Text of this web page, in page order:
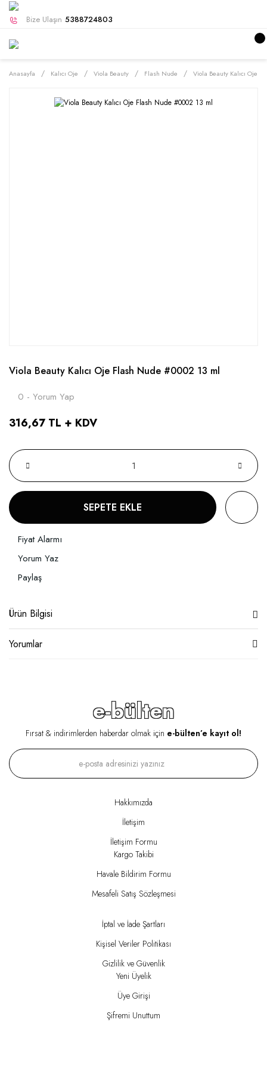
Bize Ulaşın 5388724803
Anasayfa Kalıcı Oje Viola Beauty Flash Nude Viola Beauty Kalıcı Oje
Viola Beauty Kalıcı Oje Flash Nude #0002 13 ml
0 - Yorum Yap
316,67 TL + KDV
SEPETE EKLE
Fiyat Alarmı
Yorum Yaz
Paylaş
Ürün Bilgisi
Yorumlar
e-bülten
Fırsat & indirimlerden haberdar olmak için e-bülten’e kayıt ol!
Hakkımızda
İletişim
İletişim Formu
Kargo Takibi
Havale Bildirim Formu
Mesafeli Satış Sözleşmesi
İptal ve İade Şartları
Kişisel Veriler Politikası
Gizlilik ve Güvenlik
Yeni Üyelik
Üye Girişi
Şifremi Unuttum